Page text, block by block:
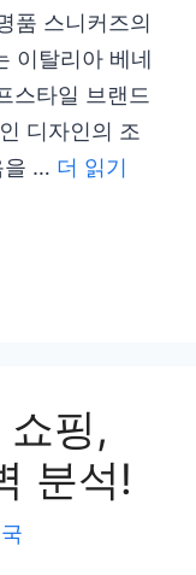
품 스니커즈의
이탈리아 베네
스타일 브랜드
디자인의 조
을 … 더 읽기
핑,
분석!